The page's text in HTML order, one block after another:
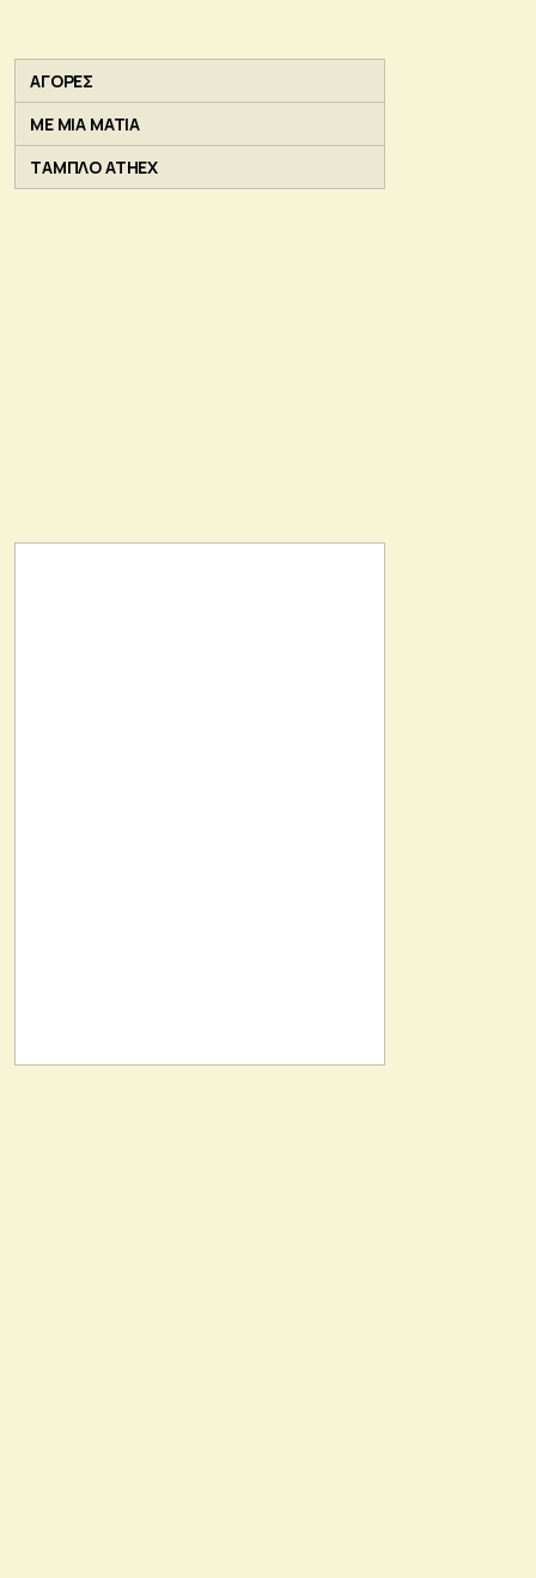
ΑΓΟΡΕΣ
ΜΕ ΜΙΑ ΜΑΤΙΑ
ΤΑΜΠΛΟ ATHEX